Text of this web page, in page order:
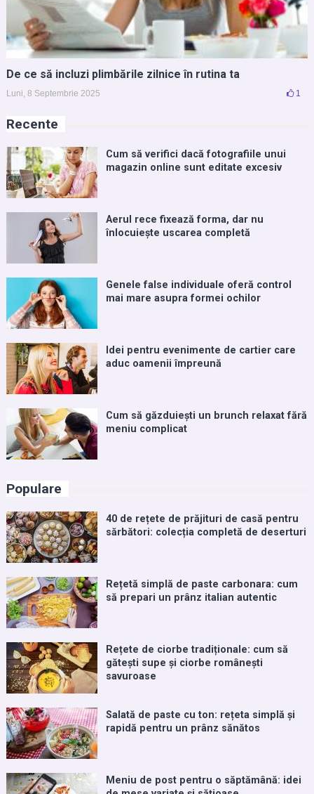
De ce să incluzi plimbările zilnice în rutina ta
Luni, 8 Septembrie 2025 1
Recente
Cum să verifici dacă fotografiile unui
magazin online sunt editate excesiv
Aerul rece fixează forma, dar nu
înlocuiește uscarea completă
Genele false individuale oferă control
mai mare asupra formei ochilor
Idei pentru evenimente de cartier care
aduc oamenii împreună
Cum să găzduiești un brunch relaxat fără
meniu complicat
Populare
40 de rețete de prăjituri de casă pentru
sărbători: colecția completă de deserturi
Rețetă simplă de paste carbonara: cum
să prepari un prânz italian autentic
Rețete de ciorbe tradiționale: cum să
gătești supe și ciorbe românești
savuroase
Salată de paste cu ton: rețeta simplă și
rapidă pentru un prânz sănătos
Meniu de post pentru o săptămână: idei